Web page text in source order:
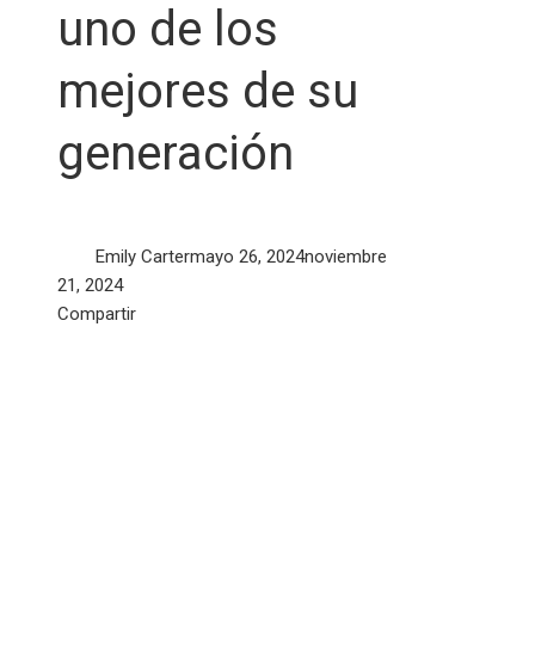
uno de los
mejores de su
generación
Emily Cartermayo 26, 2024noviembre
21, 2024
Facebook
Twitter
LinkedIn
Pinterest
Stumbleupon
Email
Compartir